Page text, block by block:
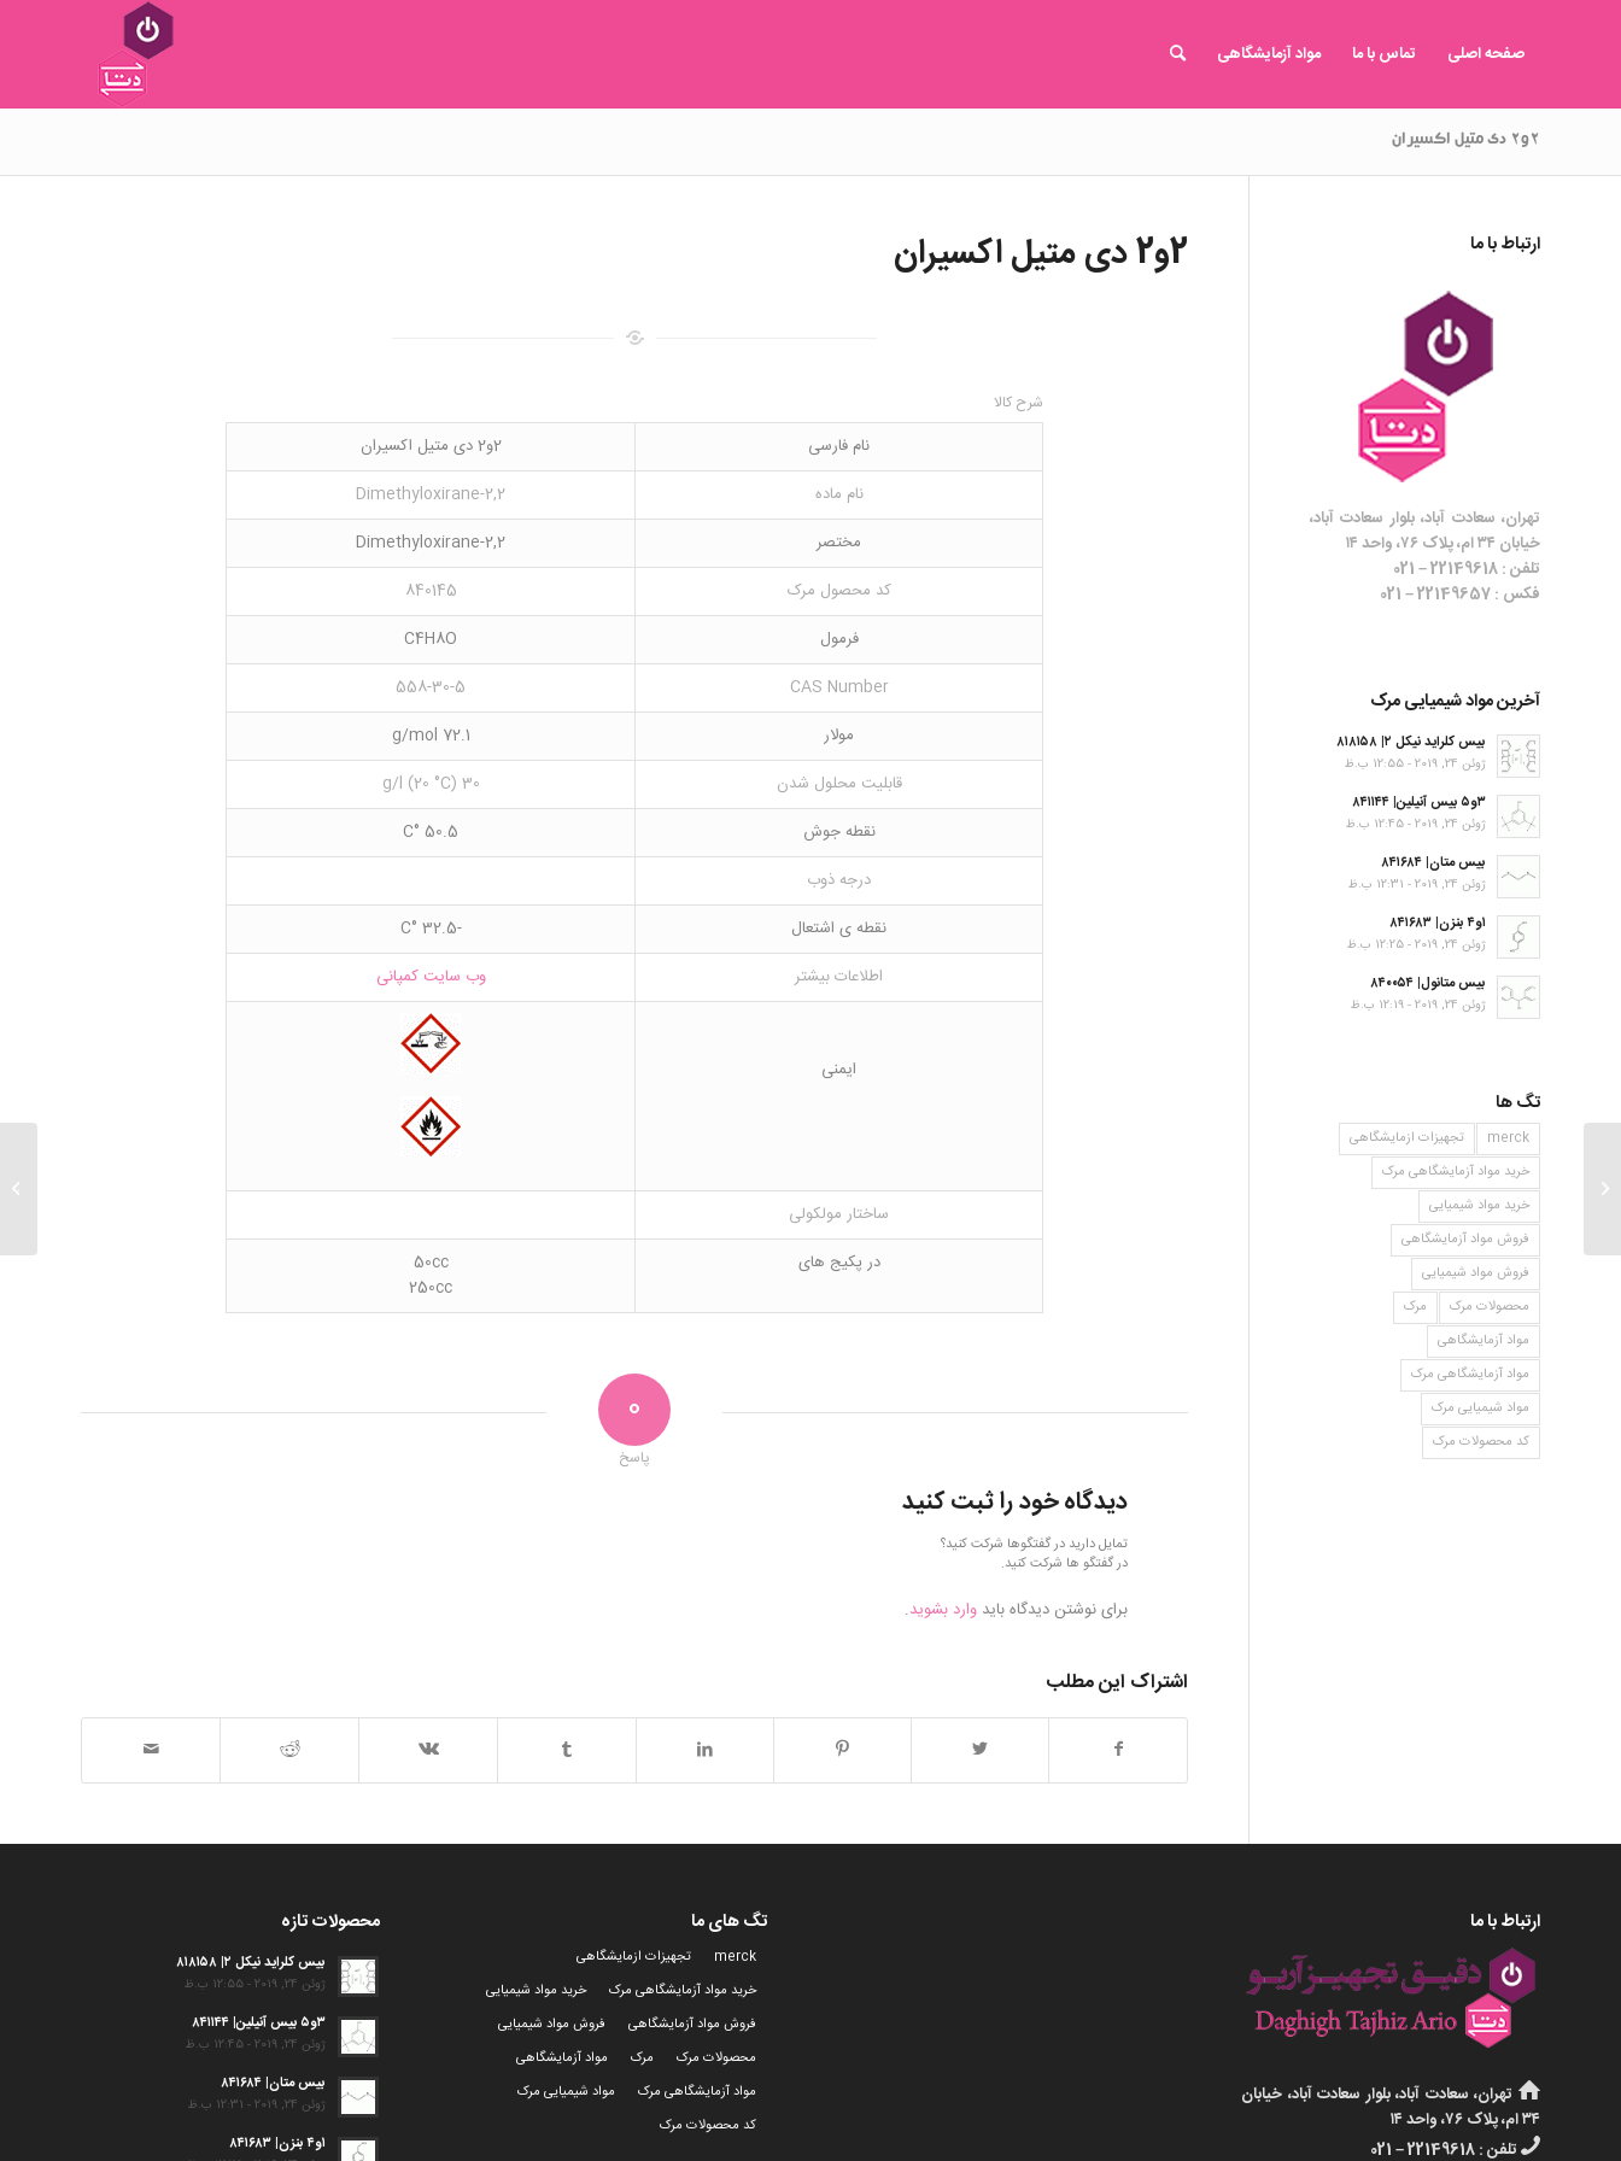
صفحه اصلی تماس با ما مواد آزمایشگاهی
۲و۲ دی متیل اکسیران
2و2 دی متیل اکسیران
شرح کالا
نام فارسی
2و2 دی متیل اکسیران
نام ماده
2,2-Dimethyloxirane
مختصر
2,2-Dimethyloxirane
کد محصول مرک
840145
فرمول
C4H8O
CAS Number
558-30-5
مولار
72.1 g/mol
قابلیت محلول شدن
30 g/l (20 °C)
نقطه جوش
50.5 °C
درجه ذوب
نقطه ی اشتعال
-32.5 °C
اطلاعات بیشتر
وب سایت کمپانی
ایمنی
ساختار مولکولی
در پکیج های
50cc
250cc
0
پاسخ
دیدگاه خود را ثبت کنید
تمایل دارید در گفتگوها شرکت کنید؟
در گفتگو ها شرکت کنید.
برای نوشتن دیدگاه باید وارد بشوید.
اشتراک این مطلب
ارتباط با ما
تهران، سعادت آباد، بلوار سعادت آباد،
خیابان ۳۴ ام، پلاک ۷۶، واحد ۱۴
تلفن : 22149618 – 021
فکس : 22149657 – 021
آخرین مواد شیمیایی مرک
بیس کلراید نیکل ۲| ۸۱۸۱۵۸
ژوئن 24, 2019 - 12:55 ب.ظ
۳و۵ بیس آنیلین| ۸۴۱۱۴۴
ژوئن 24, 2019 - 12:45 ب.ظ
بیس متان| ۸۴۱۶۸۴
ژوئن 24, 2019 - 12:31 ب.ظ
۱و۴ بنزن| ۸۴۱۶۸۳
ژوئن 24, 2019 - 12:25 ب.ظ
بیس متانول| ۸۴۰۰۵۴
ژوئن 24, 2019 - 12:19 ب.ظ
تگ ها
merck
تجهیزات ازمایشگاهی
خرید مواد آزمایشگاهی مرک
خرید مواد شیمیایی
فروش مواد آزمایشگاهی
فروش مواد شیمیایی
محصولات مرک
مرک
مواد آزمایشگاهی
مواد آزمایشگاهی مرک
مواد شیمیایی مرک
کد محصولات مرک
ارتباط با ما
تهران، سعادت آباد، بلوار سعادت آباد، خیابان
۳۴ ام، پلاک ۷۶، واحد ۱۴
تلفن : 22149618 – 021
تگ های ما
merck
تجهیزات ازمایشگاهی
خرید مواد آزمایشگاهی مرک
خرید مواد شیمیایی
فروش مواد آزمایشگاهی
فروش مواد شیمیایی
محصولات مرک
مرک
مواد آزمایشگاهی
مواد آزمایشگاهی مرک
مواد شیمیایی مرک
کد محصولات مرک
محصولات تازه
بیس کلراید نیکل ۲| ۸۱۸۱۵۸
ژوئن 24, 2019 - 12:55 ب.ظ
۳و۵ بیس آنیلین| ۸۴۱۱۴۴
ژوئن 24, 2019 - 12:45 ب.ظ
بیس متان| ۸۴۱۶۸۴
ژوئن 24, 2019 - 12:31 ب.ظ
۱و۴ بنزن| ۸۴۱۶۸۳